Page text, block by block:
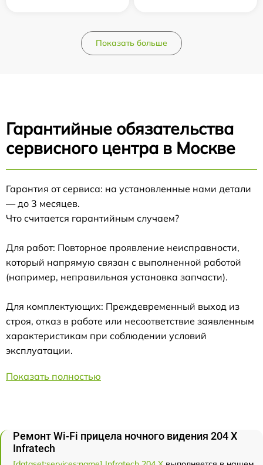
Показать больше
Гарантийные обязательства
сервисного центра в Москве
Гарантия от сервиса: на установленные нами детали
— до 3 месяцев.
Что считается гарантийным случаем?
Для работ: Повторное проявление неисправности,
который напрямую связан с выполненной работой
(например, неправильная установка запчасти).
Для комплектующих: Преждевременный выход из
строя, отказ в работе или несоответствие заявленным
характеристикам при соблюдении условий
эксплуатации.
Показать полностью
Ремонт Wi-Fi прицела ночного видения 204 Х
Infratech